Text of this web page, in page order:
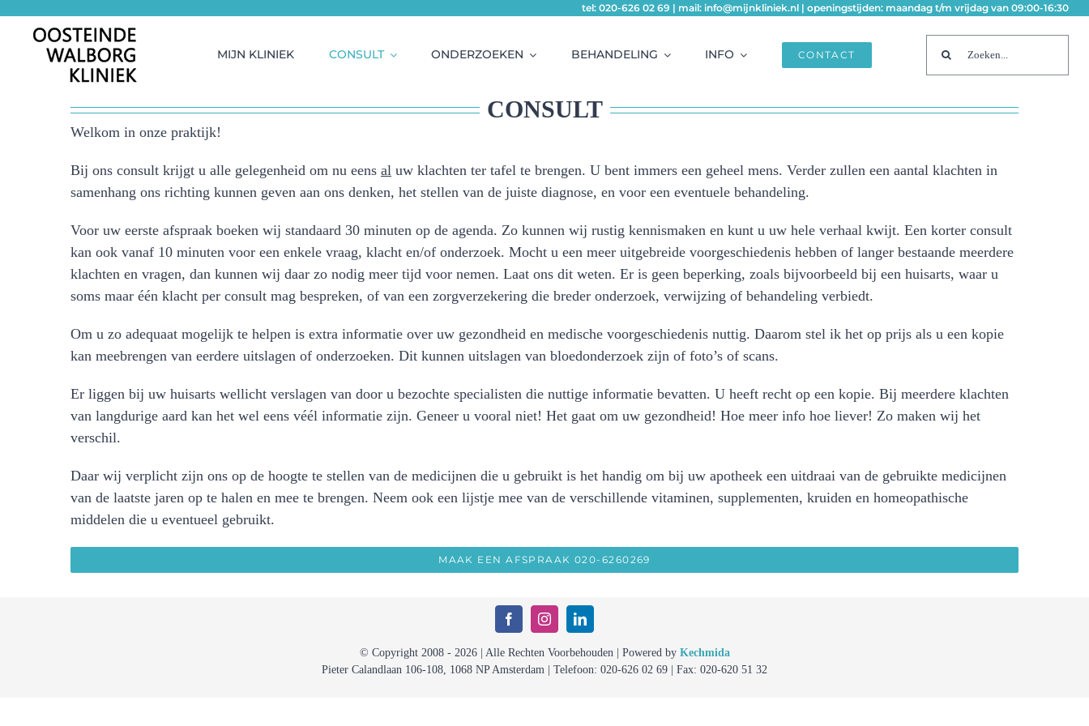
tel: 020-626 02 69 | mail: info@mijnkliniek.nl | openingstijden: maandag t/m vrijdag van 09:00-16:30
MIJN KLINIEK CONSULT ONDERZOEKEN BEHANDELING INFO CONTACT
CONSULT
Welkom in onze praktijk!
Bij ons consult krijgt u alle gelegenheid om nu eens aluw klachten ter tafel te brengen. U bent immers een geheel mens. Verder zullen een aantal klachten in
samenhang ons richting kunnen geven aan ons denken, het stellen van de juiste diagnose, en voor een eventuele behandeling.
Voor uw eerste afspraak boeken wij standaard 30 minuten op de agenda. Zo kunnen wij rustig kennismaken en kunt u uw hele verhaal kwijt. Een korter consult
kan ook vanaf 10 minuten voor een enkele vraag, klacht en/of onderzoek. Mocht u een meer uitgebreide voorgeschiedenis hebben of langer bestaande meerdere
klachten en vragen, dan kunnen wij daar zo nodig meer tijd voor nemen. Laat ons dit weten. Er is geen beperking, zoals bijvoorbeeld bij een huisarts, waar u
soms maar één klacht per consult mag bespreken, of van een zorgverzekering die breder onderzoek, verwijzing of behandeling verbiedt.
Om u zo adequaat mogelijk te helpen is extra informatie over uw gezondheid en medische voorgeschiedenis nuttig. Daarom stel ik het op prijs als u een kopie
kan meebrengen van eerdere uitslagen of onderzoeken. Dit kunnen uitslagen van bloedonderzoek zijn of foto’s of scans.
Er liggen bij uw huisarts wellicht verslagen van door u bezochte specialisten die nuttige informatie bevatten. U heeft recht op een kopie. Bij meerdere klachten
van langdurige aard kan het wel eens véél informatie zijn. Geneer u vooral niet! Het gaat om uw gezondheid! Hoe meer info hoe liever! Zo maken wij het
verschil.
Daar wij verplicht zijn ons op de hoogte te stellen van de medicijnen die u gebruikt is het handig om bij uw apotheek een uitdraai van de gebruikte medicijnen
van de laatste jaren op te halen en mee te brengen. Neem ook een lijstje mee van de verschillende vitaminen, supplementen, kruiden en homeopathische
middelen die u eventueel gebruikt.
MAAK EEN AFSPRAAK 020-6260269
© Copyright 2008 - 2026 | Alle Rechten Voorbehouden | Powered by Kechmida
Pieter Calandlaan 106-108, 1068 NP Amsterdam | Telefoon: 020-626 02 69 | Fax: 020-620 51 32